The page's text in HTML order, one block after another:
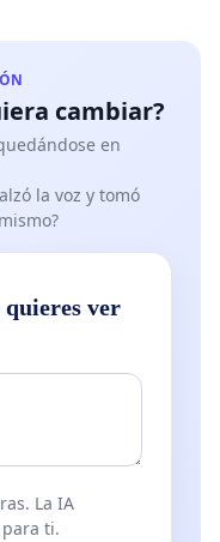
cambiar?
en
la voz y tomó
quieres ver
La IA
ti.